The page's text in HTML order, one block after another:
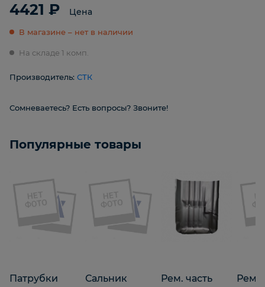
4421 ₽ Цена
В магазине – нет в наличии
На складе 1 комп.
Производитель: СТК
Сомневаетесь? Есть вопросы? Звоните!
Популярные товары
Патрубки Сальник Рем. часть